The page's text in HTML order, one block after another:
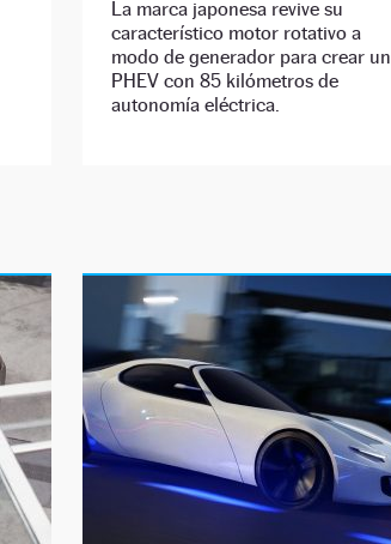
La marca japonesa revive su
característico motor rotativo a
modo de generador para crear un
PHEV con 85 kilómetros de
autonomía eléctrica.